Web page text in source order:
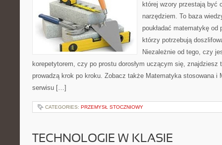
której wzory przestają być
narzędziem. To baza
poukładać matematykę od
którzy potrzebują
Niezależnie od tego, czy
korepetytorem, czy po prostu dorosłym uczącym się, znajdziesz
prowadzą krok po kroku. Zobacz także Matematyka stosowana i
serwisu […]
CATEGORIES: PRZEMYSŁ STOCZNIOWY
TECHNOLOGIE W KLASIE